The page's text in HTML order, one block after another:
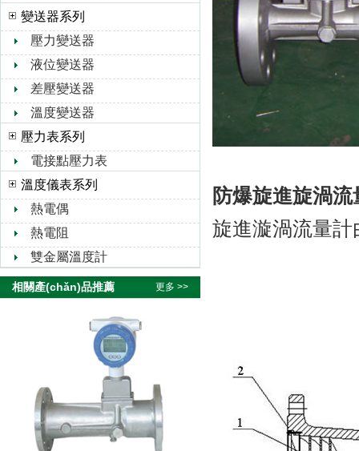
變送器系列
壓力變送器
液位變送器
差壓變送器
溫度變送器
壓力表系列
電接點壓力表
溫度儀表系列
熱電偶
熱電阻
雙金屬溫度計
相關產(chǎn)品推薦 更多 >>
防爆旋進旋渦流
旋進漩渦流量